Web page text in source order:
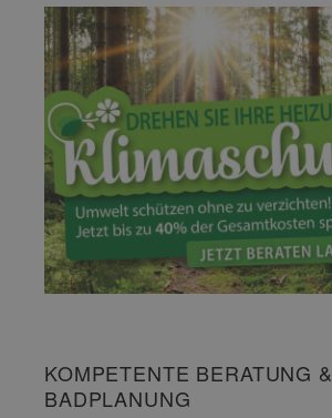
KOMPETENTE BERATUNG &
BADPLANUNG